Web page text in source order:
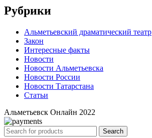
Рубрики
Альметьевский драматический театр
Закон
Интересные факты
Новости
Новости Альметьевска
Новости России
Новости Татарстана
Статьи
Альметьевск Онлайн 2022
Search